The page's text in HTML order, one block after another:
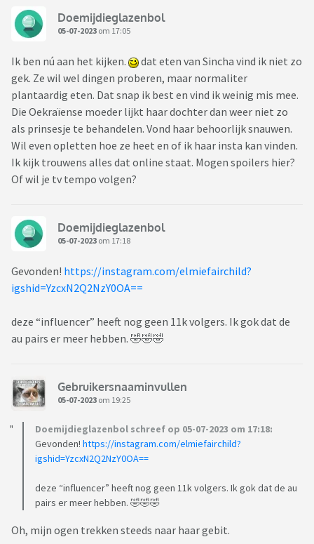
Doemijdieglazenbol
05-07-2023 om 17:05
Ik ben nú aan het kijken.
dat eten van Sincha vind ik niet zo
gek. Ze wil wel dingen proberen, maar normaliter
plantaardig eten. Dat snap ik best en vind ik weinig mis mee.
Die Oekraïense moeder lijkt haar dochter dan weer niet zo
als prinsesje te behandelen. Vond haar behoorlijk snauwen.
Wil even opletten hoe ze heet en of ik haar insta kan vinden.
Ik kijk trouwens alles dat online staat. Mogen spoilers hier?
Of wil je tv tempo volgen?
Doemijdieglazenbol
05-07-2023 om 17:18
Gevonden! https://instagram.com/elmiefairchild?
igshid=YzcxN2Q2NzY0OA==
deze “influencer” heeft nog geen 11k volgers. Ik gok dat de
au pairs er meer hebben. 🤣🤣🤣
Gebruikersnaaminvullen
05-07-2023 om 19:25
Doemijdieglazenbol schreef op 05-07-2023 om 17:18:
Gevonden! https://instagram.com/elmiefairchild?
igshid=YzcxN2Q2NzY0OA==
deze “influencer” heeft nog geen 11k volgers. Ik gok dat de au
pairs er meer hebben. 🤣🤣🤣
Oh, mijn ogen trekken steeds naar haar gebit.